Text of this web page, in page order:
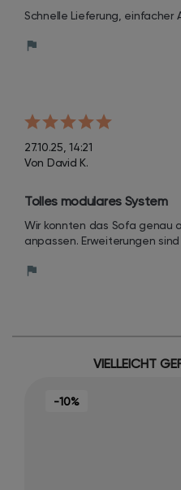
Schnelle Lieferung, einfacher
27.10.25, 14:21
Von David K.
Tolles modulares System
Wir konnten das Sofa genau
anpassen. Erweiterungen
VIELLEICHT
-10%